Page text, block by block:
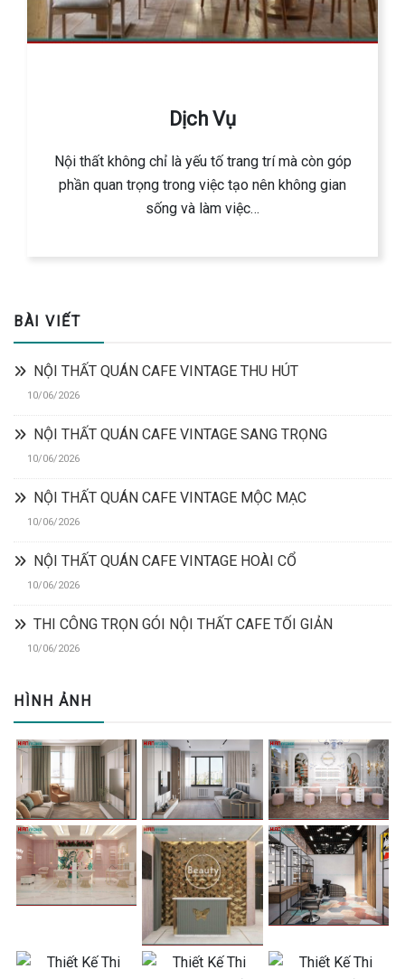
Dịch Vụ
Nội thất không chỉ là yếu tố trang trí mà còn góp
phần quan trọng trong việc tạo nên không gian
sống và làm việc…
BÀI VIẾT
NỘI THẤT QUÁN CAFE VINTAGE THU HÚT
10/06/2026
NỘI THẤT QUÁN CAFE VINTAGE SANG TRỌNG
10/06/2026
NỘI THẤT QUÁN CAFE VINTAGE MỘC MẠC
10/06/2026
NỘI THẤT QUÁN CAFE VINTAGE HOÀI CỔ
10/06/2026
THI CÔNG TRỌN GÓI NỘI THẤT CAFE TỐI GIẢN
10/06/2026
HÌNH ẢNH